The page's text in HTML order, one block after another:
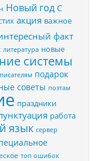
Новый год С
акция важное
факт
литература новые
системы
писателям подарок
советы поэтам
праздники
работа
язык сервер
топ ошибок